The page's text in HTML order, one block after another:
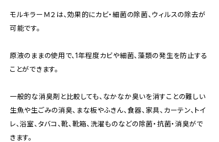
モルキラーＭ２は、効果的にカビ・細菌の除菌、ウィルスの除去が
可能です。
原液のままの使用で、1年程度カビや細菌、藻類の発生を防止する
ことができます。
一般的な消臭剤と比較しても、なかなか臭いを消すことの難しい
生魚や生ごみの消臭、まな板やふきん、食器、家具、カーテン、トイ
レ、浴室、タバコ、靴、靴箱、洗濯ものなどの除菌・抗菌・消臭がで
きます。